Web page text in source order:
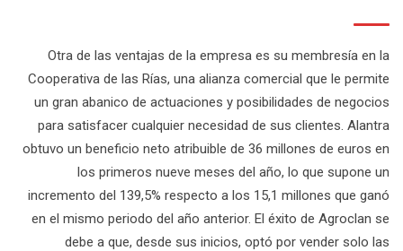
Otra de las ventajas de la empresa es su membresía en la
Cooperativa de las Rías, una alianza comercial que le permite
un gran abanico de actuaciones y posibilidades de negocios
para satisfacer cualquier necesidad de sus clientes. Alantra
obtuvo un beneficio neto atribuible de 36 millones de euros en
los primeros nueve meses del año, lo que supone un
incremento del 139,5% respecto a los 15,1 millones que ganó
en el mismo periodo del año anterior. El éxito de Agroclan se
debe a que, desde sus inicios, optó por vender solo las